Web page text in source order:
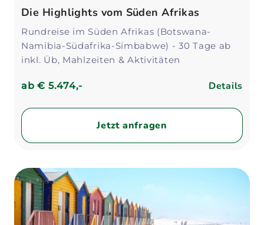
Die Highlights vom Süden Afrikas
Rundreise im Süden Afrikas (Botswana-
Namibia-Südafrika-Simbabwe) - 30 Tage ab
inkl. Üb, Mahlzeiten & Aktivitäten
ab€ 5.474,- Details
Jetzt anfragen